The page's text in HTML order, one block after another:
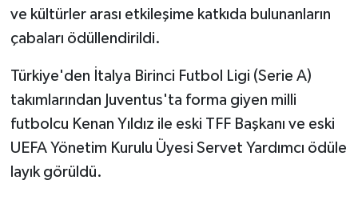
ve kültürler arası etkileşime katkıda bulunanların
çabaları ödüllendirildi.
Türkiye'den İtalya Birinci Futbol Ligi (Serie A)
takımlarından Juventus'ta forma giyen milli
futbolcu Kenan Yıldız ile eski TFF Başkanı ve eski
UEFA Yönetim Kurulu Üyesi Servet Yardımcı ödüle
layık görüldü.